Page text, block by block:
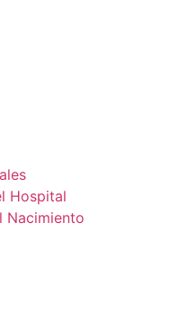
Hospital
Nacimiento